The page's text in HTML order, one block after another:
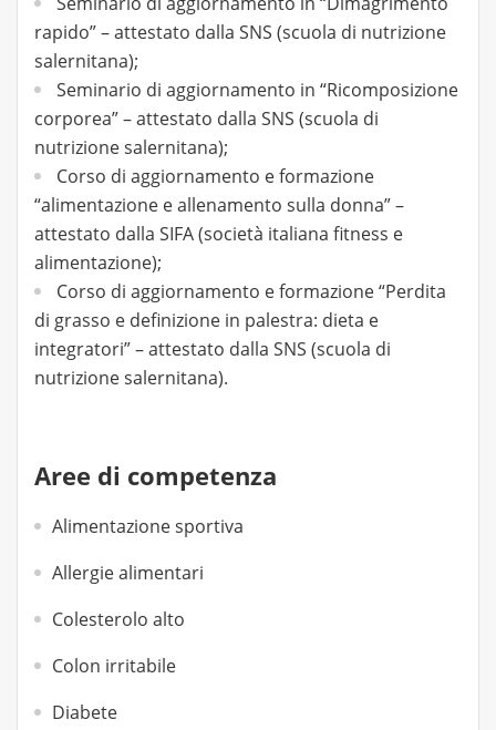
rapido” – attestato dalla SNS (scuola di nutrizione
salernitana);
Seminario di aggiornamento in “Ricomposizione
corporea” – attestato dalla SNS (scuola di
nutrizione salernitana);
Corso di aggiornamento e formazione
“alimentazione e allenamento sulla donna” –
attestato dalla SIFA (società italiana fitness e
alimentazione);
Corso di aggiornamento e formazione “Perdita
di grasso e definizione in palestra: dieta e
integratori” – attestato dalla SNS (scuola di
nutrizione salernitana).
Aree di competenza
Alimentazione sportiva
Allergie alimentari
Colesterolo alto
Colon irritabile
Diabete